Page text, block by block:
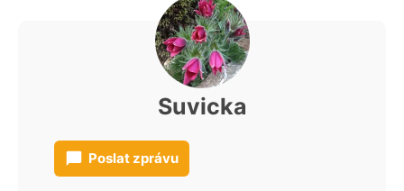
Suvicka
Poslat zprávu